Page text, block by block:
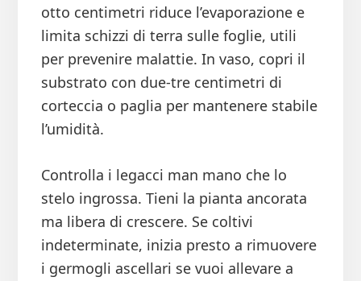
otto centimetri riduce l’evaporazione e
limita schizzi di terra sulle foglie, utili
per prevenire malattie. In vaso, copri il
substrato con due-tre centimetri di
corteccia o paglia per mantenere stabile
l’umidità.
Controlla i legacci man mano che lo
stelo ingrossa. Tieni la pianta ancorata
ma libera di crescere. Se coltivi
indeterminate, inizia presto a rimuovere
i germogli ascellari se vuoi allevare a